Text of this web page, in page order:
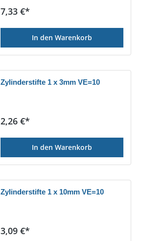
Regulärer Preis:
7,33 €*
In den Warenkorb
Zylinderstifte 1 x 3mm VE=10
Regulärer Preis:
2,26 €*
In den Warenkorb
Zylinderstifte 1 x 10mm VE=10
Regulärer Preis:
3,09 €*